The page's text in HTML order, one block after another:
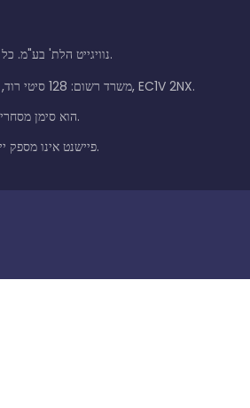
נוויגייט הלת' בע"מ. כל הזכויות שמורות.
משרד רשום: 128 סיטי רוד, לונדון, הממלכה המאוחדת, EC1V 2NX.
Patient הוא סימן מסחרי רשום בבריטניה.
פיישנט אינו מספק ייעוץ רפואי, אבחון או טיפול.